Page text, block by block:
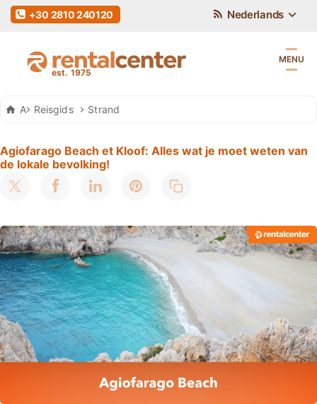
Auto Huren Kreta
Reisgids Strand
Agiofarago Beach et Kloof: Alles wat je moet weten van
de lokale bevolking!
Nederlands
+30 2810 240120
MENU